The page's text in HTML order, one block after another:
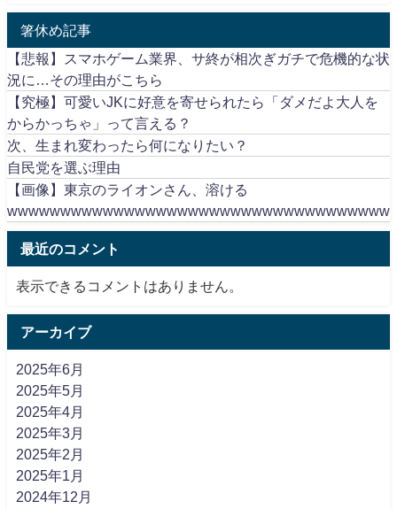
箸休め記事
【悲報】スマホゲーム業界、サ終が相次ぎガチで危機的な状
況に…その理由がこちら
【究極】可愛いJKに好意を寄せられたら「ダメだよ大人を
からかっちゃ」って言える？
次、生まれ変わったら何になりたい？
自民党を選ぶ理由
【画像】東京のライオンさん、溶ける
wwwwwwwwwwwwwwwwwwwwwwwwwwwwwwwwwwww
最近のコメント
表示できるコメントはありません。
アーカイブ
2025年6月
2025年5月
2025年4月
2025年3月
2025年2月
2025年1月
2024年12月